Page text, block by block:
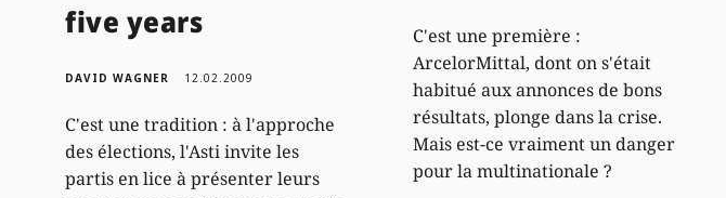
five years
DAVID WAGNER 12.02.2009
C'est une tradition : à l'approche
des élections, l'Asti invite les
partis en lice à présenter leurs
C'est une première :
ArcelorMittal, dont on s'était
habitué aux annonces de bons
résultats, plonge dans la crise.
Mais est-ce vraiment un danger
pour la multinationale ?